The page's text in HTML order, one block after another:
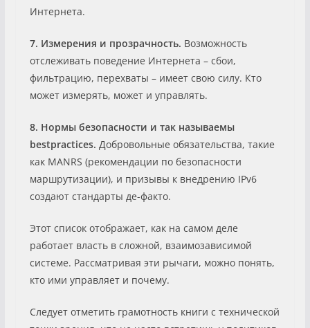
Интернета.
7. Измерения и прозрачность. Возможность
отслеживать поведение Интернета – сбои,
фильтрацию, перехваты – имеет свою силу. Кто
может измерять, может и управлять.
8. Нормы безопасности и так называемы
bestpractices. Добровольные обязательства, такие
как MANRS (рекомендации по безопасности
маршрутизации), и призывы к внедрению IPv6
создают стандарты де-факто.
Этот список отображает, как на самом деле
работает власть в сложной, взаимозависимой
системе. Рассматривая эти рычаги, можно понять,
кто ими управляет и почему.
Следует отметить грамотность книги с технической